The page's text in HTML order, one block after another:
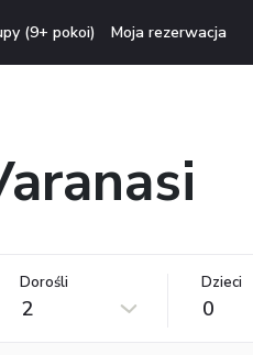
(9+ pokoi) Moja rezerwacja
Dorośli
2
Dzieci
0